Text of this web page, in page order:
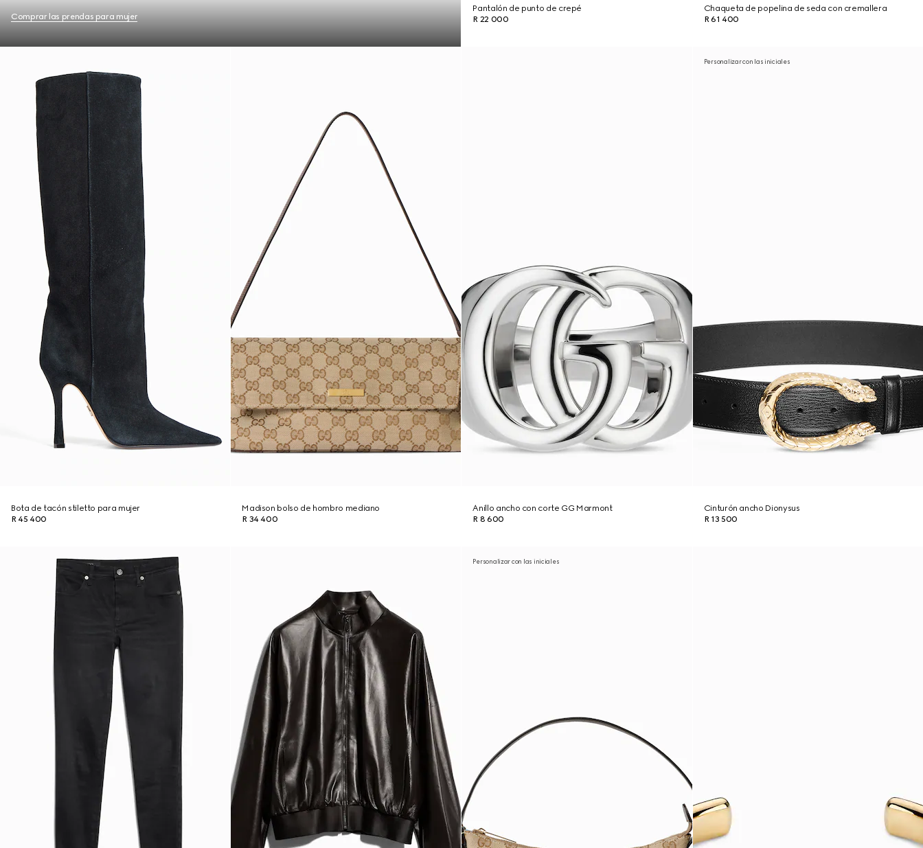
Comprar las prendas para mujer
Pantalón de punto de crepé
R 22 000
Chaqueta de popelina de seda con cremallera
R 61 400
Bota de tacón stiletto para mujer
R 45 400
Madison bolso de hombro mediano
R 34 400
Anillo ancho con corte GG Marmont
R 8 600
Personalizar con las iniciales
Cinturón ancho Dionysus
R 13 500
Personalizar con las iniciales